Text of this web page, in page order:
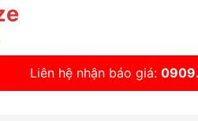
Liên hệ nhận báo giá: